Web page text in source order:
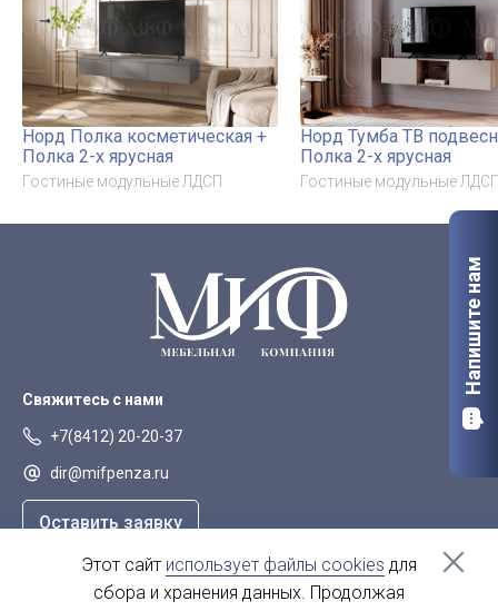
Норд Полка косметическая +
Полка 2-х ярусная
Гостиные модульные ЛДСП
Норд Тумба ТВ
Полка 2-х ярусная
Гостиные модульные
Свяжитесь с нами
+7(8412) 20-20-37
dir@mifpenza.ru
Оставить заявку
Напишите нам
Этот сайт использует файлы cookies для
сбора и хранения данных. Продолжая